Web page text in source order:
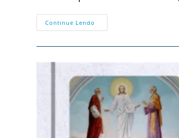
Continue Lendo
–
Caetano
Confessor